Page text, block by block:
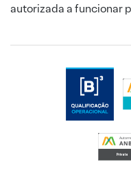
autorizada a funcionar